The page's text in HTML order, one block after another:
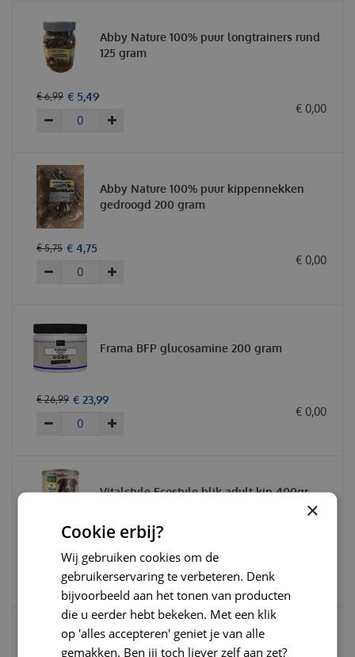
Abby Nature 100% puur longtrainers rund
125 gram
€ 6,99 € 5,49
€ 0,00
Abby Nature 100% puur kippennekken
gedroogd 200 gram
€ 5,75 € 4,75
€ 0,00
Frama BFP glucosamine 200 gram
€ 26,99 € 23,99
€ 0,00
Vitalstyle Ecostyle blik adult kip 400gr.
29 € 3
59
Vitalstyle dog adult original 3kg SALE! t.h.t
×
Cookie erbij?
Wij gebruiken cookies om de
gebruikerservaring te verbeteren. Denk
bijvoorbeeld aan het tonen van producten
die u eerder hebt bekeken. Met een klik
op 'alles accepteren' geniet je van alle
gemakken. Ben jij toch liever zelf aan zet?